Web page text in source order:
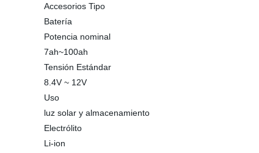
Accesorios Tipo
Batería
Potencia nominal
7ah~100ah
Tensión Estándar
8.4V ~ 12V
Uso
luz solar y almacenamiento
Electrólito
Li-ion